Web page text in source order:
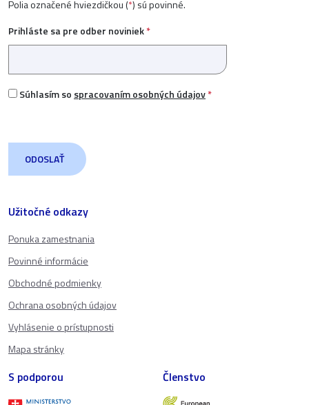
Užitočné odkazy
Ponuka zamestnania
Povinné informácie
Obchodné podmienky
Ochrana osobných údajov
Vyhlásenie o prístupnosti
Mapa stránky
Polia označené hviezdičkou (*) sú povinné.
Prihláste sa pre odber noviniek*
Súhlasím so spracovaním osobných údajov*
S podporou Členstvo